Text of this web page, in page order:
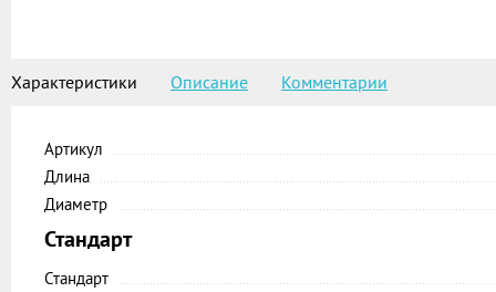
Характеристики Описание Комментарии
Артикул
Длина
Диаметр
Стандарт
Стандарт